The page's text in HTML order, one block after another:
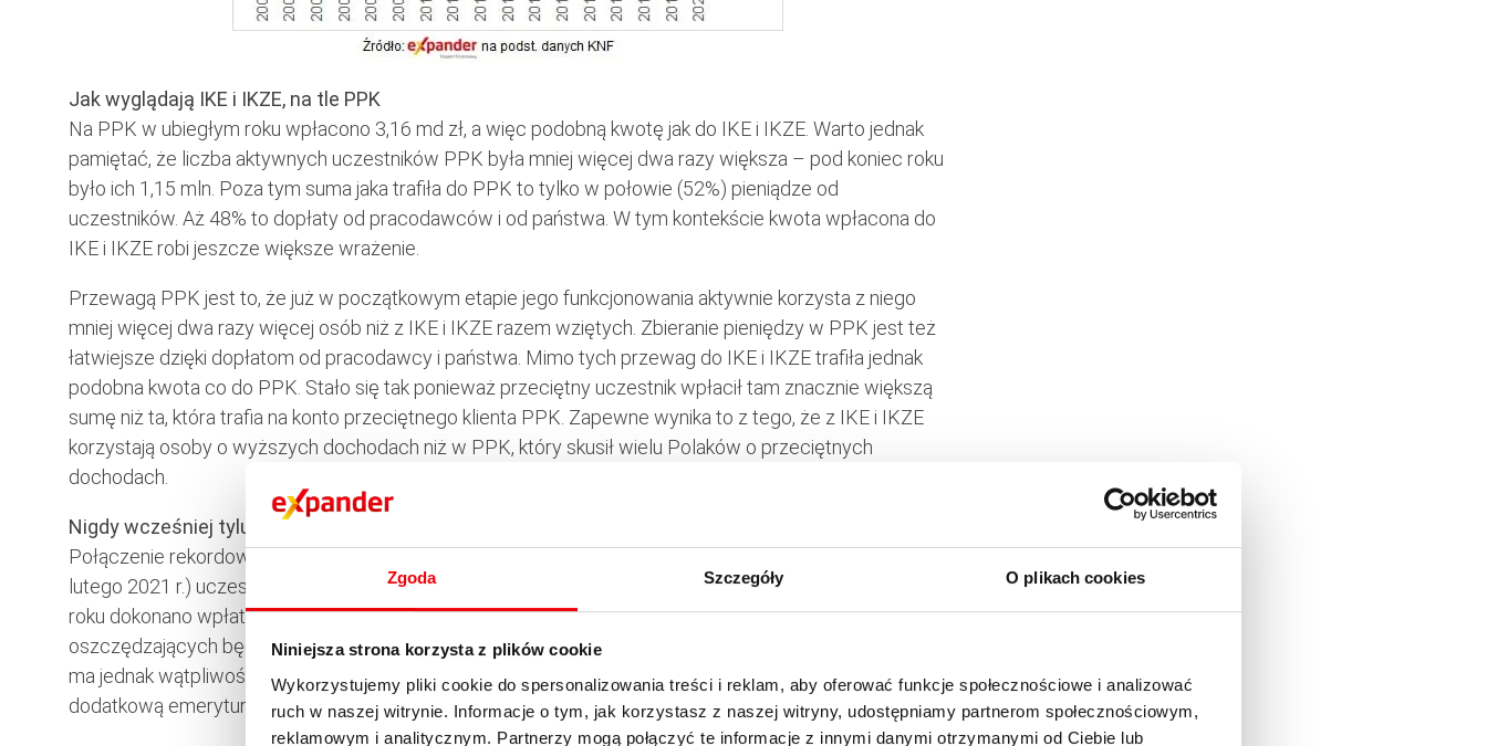
Zgoda Szczegóły O plikach cookies
Niniejsza strona korzysta z plików cookie
Wykorzystujemy pliki cookie do spersonalizowania treści i reklam, aby oferować funkcje społecznościowe i analizować
ruch w naszej witrynie. Informacje o tym, jak korzystasz z naszej witryny, udostępniamy partnerom społecznościowym,
reklamowym i analitycznym. Partnerzy mogą połączyć te informacje z innymi danymi otrzymanymi od Ciebie lub
Jak wyglądają IKE i IKZE, na tle PPK
Na PPK w ubiegłym roku wpłacono 3,16 md zł, a więc podobną kwotę jak do IKE i IKZE. Warto jednak
pamiętać, że liczba aktywnych uczestników PPK była mniej więcej dwa razy większa – pod koniec roku
było ich 1,15 mln. Poza tym suma jaka trafiła do PPK to tylko w połowie (52%) pieniądze od
uczestników. Aż 48% to dopłaty od pracodawców i od państwa. W tym kontekście kwota wpłacona do
IKE i IKZE robi jeszcze większe wrażenie.
Przewagą PPK jest to, że już w początkowym etapie jego funkcjonowania aktywnie korzysta z niego
mniej więcej dwa razy więcej osób niż z IKE i IKZE razem wziętych. Zbieranie pieniędzy w PPK jest też
łatwiejsze dzięki dopłatom od pracodawcy i państwa. Mimo tych przewag do IKE i IKZE trafiła jednak
podobna kwota co do PPK. Stało się tak ponieważ przeciętny uczestnik wpłacił tam znacznie większą
sumę niż ta, która trafia na konto przeciętnego klienta PPK. Zapewne wynika to z tego, że z IKE i IKZE
korzystają osoby o wyższych dochodach niż w PPK, który skusił wielu Polaków o przeciętnych
dochodach.
Nigdy wcześniej tylu Polaków nie oszczędzało na emeryturę
Połączenie rekordowej aktywności na 686 tysiącach kont IKE i IKZE z 1,15 mln (1,72 mln na dzień 17
lutego 2021 r.) uczestników PPK daje nam w sumie 1,8 mln kont emerytalnych, na które w ubiegłym
roku dokonano wpłat na poczet dodatkowej emerytury. Oczywiście faktyczna liczba osób
oszczędzających będzie nieco mniejsza, gdyż ktoś może posiadać jednocześnie IKE, IKZE i PPK. Nie
ma jednak wątpliwości, że nigdy wcześniej nie było w Polsce tak wielu osób oszczędzających na
dodatkową emeryturę.